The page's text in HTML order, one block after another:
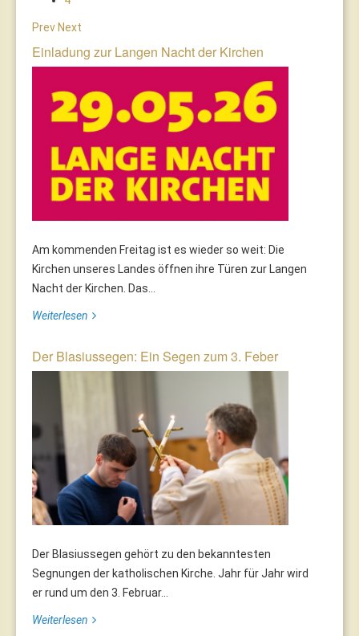
PrevNext
Einladung zur Langen Nacht der Kirchen
Am kommenden Freitag ist es wieder so weit: Die
Kirchen unseres Landes öffnen ihre Türen zur Langen
Nacht der Kirchen. Das...
Weiterlesen
Der Blasiussegen: Ein Segen zum 3. Feber
Der Blasiussegen gehört zu den bekanntesten
Segnungen der katholischen Kirche. Jahr für Jahr wird
er rund um den 3. Februar...
Weiterlesen